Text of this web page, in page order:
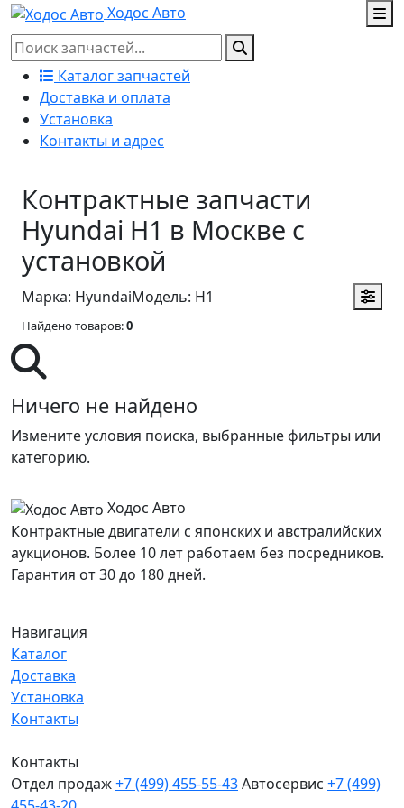
Ходос Авто
Каталог запчастей
Доставка и оплата
Установка
Контакты и адрес
Контрактные запчасти
Hyundai H1 в Москве с
установкой
Марка: HyundaiМодель: H1
Найдено товаров:0
Ничего не найдено
Измените условия поиска, выбранные фильтры или
категорию.
Ходос Авто
Контрактные двигатели с японских и австралийских
аукционов. Более 10 лет работаем без посредников.
Гарантия от 30 до 180 дней.
Навигация
Каталог
Доставка
Установка
Контакты
Контакты
Отдел продаж+7 (499) 455-55-43Автосервис +7 (499)